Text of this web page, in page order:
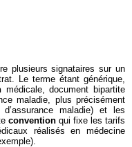
plusieurs signataires sur un
Le terme étant générique,
médicale, document bipartite
maladie, plus précisément
maladie) et les
conventionqui fixe les tarifs
réalisés en médecine